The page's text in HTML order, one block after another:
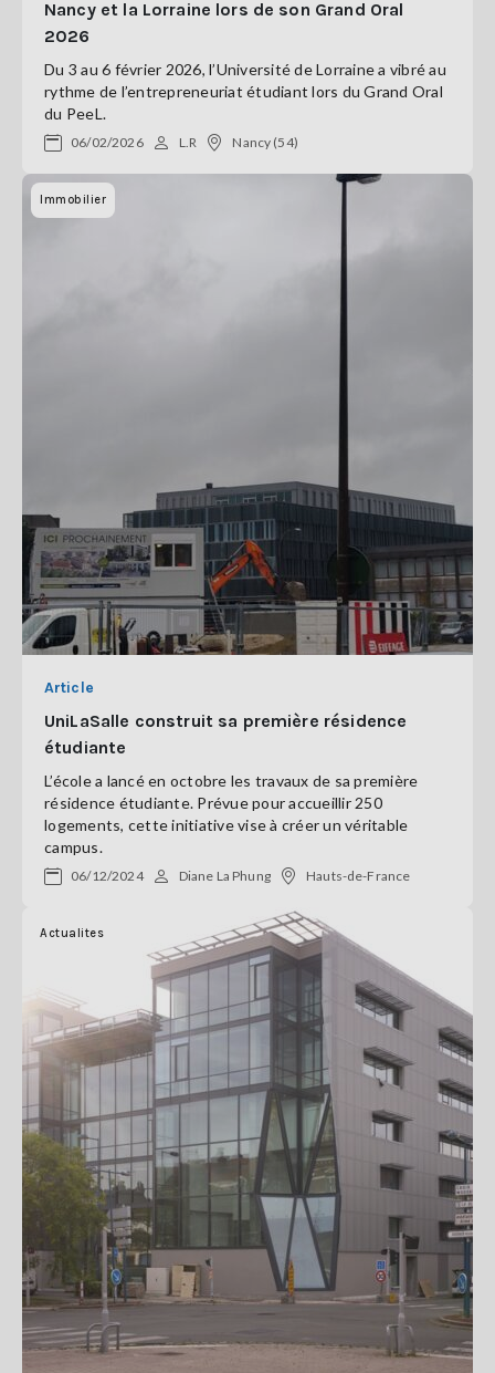
Nancy et la Lorraine lors de son Grand Oral
2026
Du 3 au 6 février 2026, l’Université de Lorraine a vibré au
rythme de l’entrepreneuriat étudiant lors du Grand Oral
du PeeL.
06/02/2026 L.R Nancy (54)
Immobilier
Article
UniLaSalle construit sa première résidence
étudiante
L’école a lancé en octobre les travaux de sa première
résidence étudiante. Prévue pour accueillir 250
logements, cette initiative vise à créer un véritable
campus.
06/12/2024 Diane La Phung Hauts-de-France
Actualites